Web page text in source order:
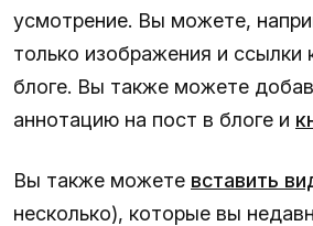
усмотрение. Вы можете,
только изображения и ссылки
блоге. Вы также можете
аннотацию на пост в блоге и
Вы также можете вставить
несколько), которые вы